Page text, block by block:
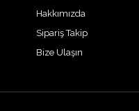
Hakkımızda
Sipariş Takip
Bize Ulaşın